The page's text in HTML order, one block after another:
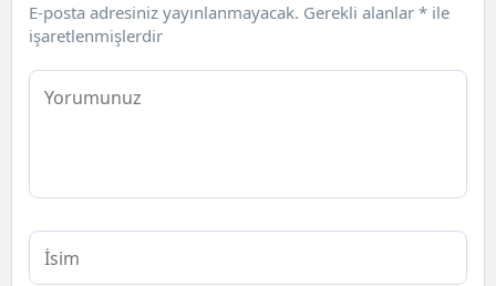
E-posta adresiniz yayınlanmayacak. Gerekli alanlar * ile
işaretlenmişlerdir